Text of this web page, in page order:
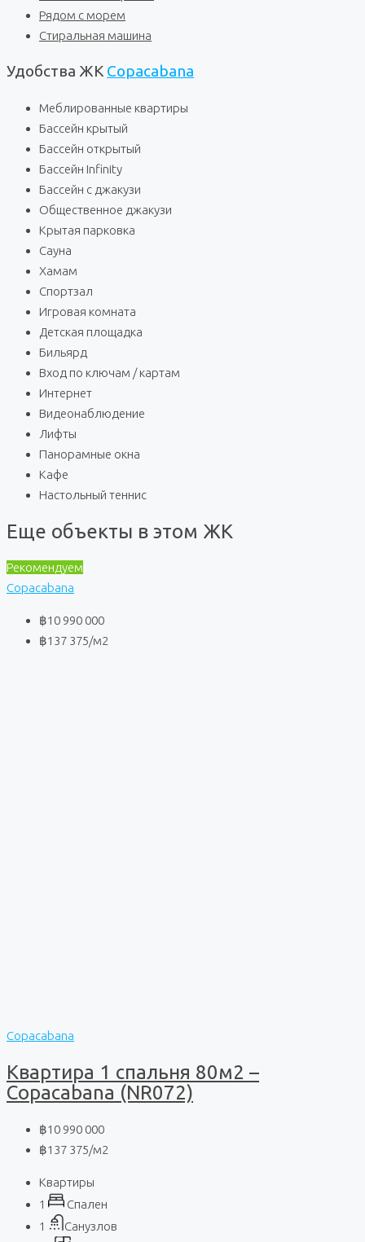
Рядом с морем
Стиральная машина
Удобства ЖК Copacabana
Меблированные квартиры
Бассейн крытый
Бассейн открытый
Бассейн Infinity
Бассейн с джакузи
Общественное джакузи
Крытая парковка
Сауна
Хамам
Спортзал
Игровая комната
Детская площадка
Бильярд
Вход по ключам / картам
Интернет
Видеонаблюдение
Лифты
Панорамные окна
Кафе
Настольный теннис
Еще объекты в этом ЖК
Рекомендуем
Copacabana
฿10 990 000
฿137 375/м2
Copacabana
Квартира 1 спальня 80м2 –
Copacabana (NR072)
฿10 990 000
฿137 375/м2
Квартиры
1
Спален
1
Санузлов